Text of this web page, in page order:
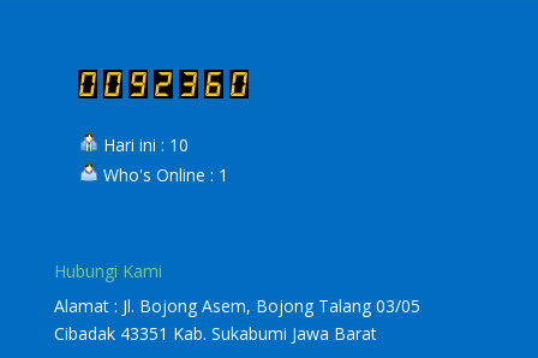
Hari ini : 10
Who's Online : 1
Hubungi Kami
Alamat : Jl. Bojong Asem, Bojong Talang 03/05
Cibadak 43351 Kab. Sukabumi Jawa Barat